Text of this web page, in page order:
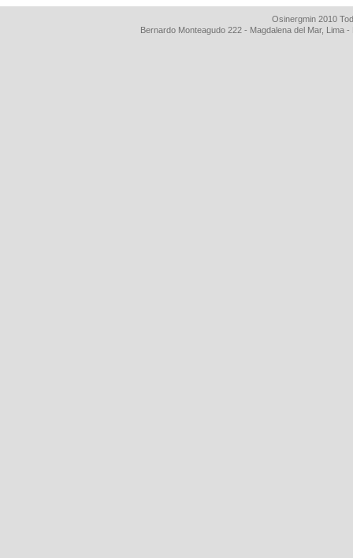
Osinergmin 2010
Bernardo Monteagudo 222 - Magdalena del Mar, Lima